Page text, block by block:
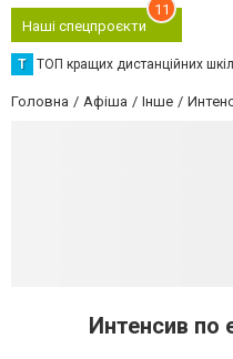
Наші спецпроєкти
11
Т ТОП кращих дистанційних шкіл
Головна Афіша Інше
Интенсив по